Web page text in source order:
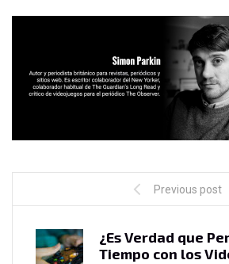
Previous post
¿Es Verdad que
Tiempo con los